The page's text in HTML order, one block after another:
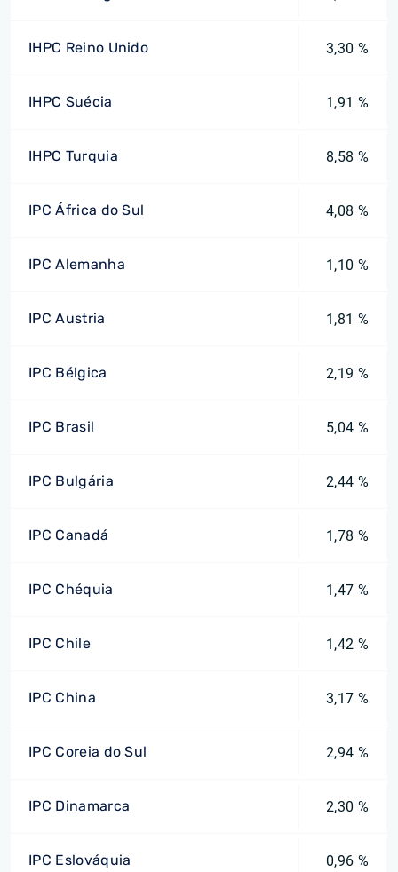
IHPC Reino Unido 3,30 %
IHPC Suécia 1,91 %
IHPC Turquia 8,58 %
IPC África do Sul 4,08 %
IPC Alemanha 1,10 %
IPC Austria 1,81 %
IPC Bélgica 2,19 %
IPC Brasil 5,04 %
IPC Bulgária 2,44 %
IPC Canadá 1,78 %
IPC Chéquia 1,47 %
IPC Chile 1,42 %
IPC China 3,17 %
IPC Coreia do Sul 2,94 %
IPC Dinamarca 2,30 %
IPC Eslováquia 0,96 %